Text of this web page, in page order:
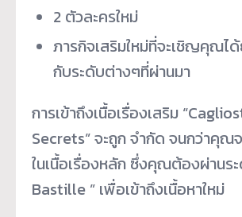
2 ตัวละครใหม่
ภารกิจเสริมใหม่ที่จะเชิญคุณไ
กับระดับต่างๆที่ผ่านมา
การเข้าถึงเนื้อเรื่องเสริม
Secrets” จะถูก จำกัด จนกว่าคุณ
ในเนื้อเรื่องหลัก ซึ่งคุณต้องผ่านร
Bastille ” เพื่อเข้าถึงเนื้อหาใหม่